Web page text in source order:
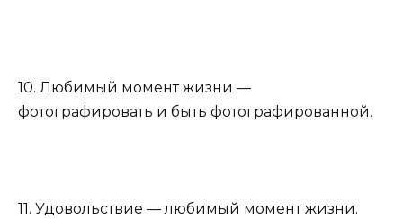
10. Любимый момент жизни —
фотографировать и быть фотографированной.
11. Удовольствие — любимый момент жизни.